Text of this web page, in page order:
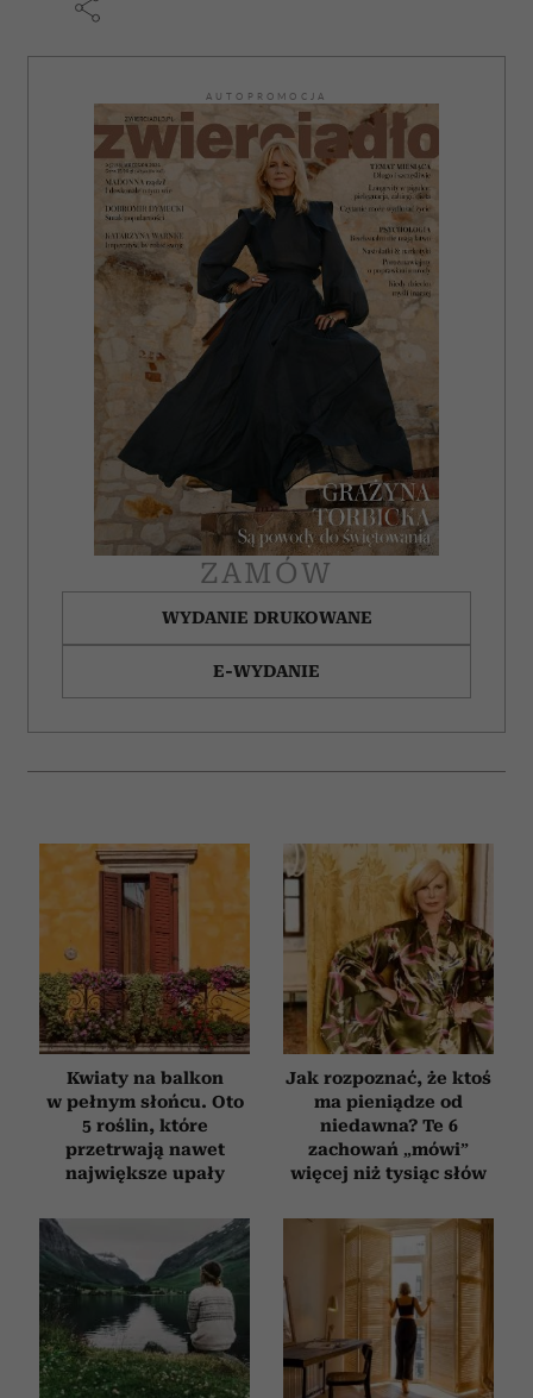
AUTOPROMOCJA
ZAMÓW
WYDANIE DRUKOWANE
E-WYDANIE
Kwiaty na balkon
w pełnym słońcu. Oto
5 roślin, które
przetrwają nawet
największe upały
Jak rozpoznać, że ktoś
ma pieniądze od
niedawna? Te 6
zachowań „mówi”
więcej niż tysiąc słów